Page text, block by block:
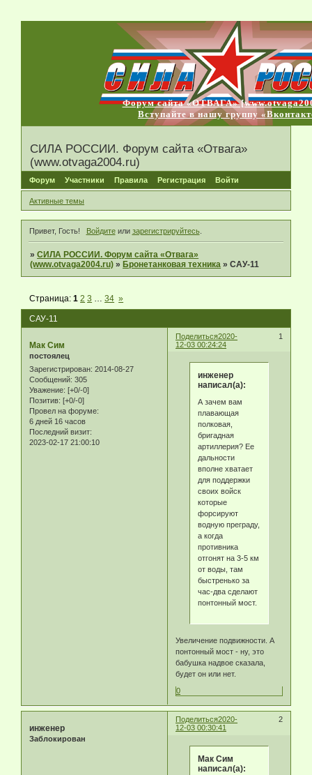
Форум сайта «ОТВАГА»
Вступайте в нашу группу
СИЛА РОССИИ. Форум сайта «Отвага»
(www.otvaga2004.ru)
Форум Участники Правила Регистрация Войти
Активные темы
Привет, Гость! Войдитеили зарегистрируйтесь.
»СИЛА РОССИИ. Форум сайта «Отвага»
(www.otvaga2004.ru) » Бронетанковая техника »САУ-11
САУ-11
Страница:1 2 3 34 »
Поделиться 1
2020-
12-03 00:24:24
Мак Сим
постоялец
Зарегистрирован: 2014-08-27
Сообщений: 305
Уважение: [+0/-0]
Позитив: [+0/-0]
Провел на форуме:
6 дней 16 часов
Последний визит:
2023-02-17 21:00:10
инженер
написал(а):
А зачем вам
плавающая
полковая,
бригадная
артиллерия? Ее
дальности
вполне хватает
для поддержки
своих войск
которые
форсируют
водную преграду,
а когда
противника
отгонят на 3-5 км
от воды, там
быстренько за
час-два сделают
понтонный мост.
Увеличение подвижности. А
понтонный мост - ну, это
бабушка надвое сказала,
будет он или нет.
0
Поделиться 2
2020-
12-03 00:30:41
инженер
Заблокирован
Мак Сим
написал(а):